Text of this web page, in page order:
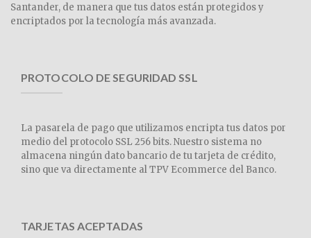
Santander, de manera que tus datos están protegidos y
encriptados por la tecnología más avanzada.
PROTOCOLO DE SEGURIDAD SSL
La pasarela de pago que utilizamos encripta tus datos por
medio del protocolo SSL 256 bits. Nuestro sistema no
almacena ningún dato bancario de tu tarjeta de crédito,
sino que va directamente al TPV Ecommerce del Banco.
TARJETAS ACEPTADAS